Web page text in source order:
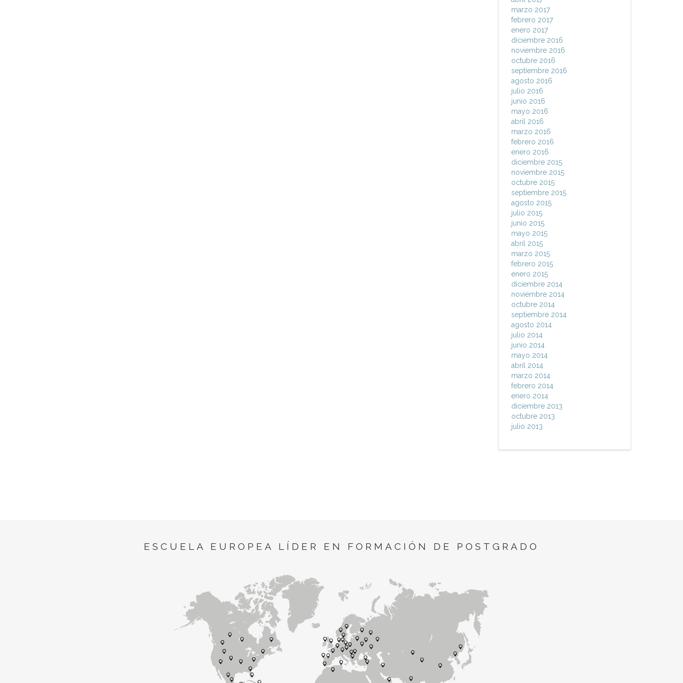
marzo 2017
febrero 2017
enero 2017
diciembre 2016
noviembre 2016
octubre 2016
septiembre 2016
agosto 2016
julio 2016
junio 2016
mayo 2016
abril 2016
marzo 2016
febrero 2016
enero 2016
diciembre 2015
noviembre 2015
octubre 2015
septiembre 2015
agosto 2015
julio 2015
junio 2015
mayo 2015
abril 2015
marzo 2015
febrero 2015
enero 2015
diciembre 2014
noviembre 2014
octubre 2014
septiembre 2014
agosto 2014
julio 2014
junio 2014
mayo 2014
abril 2014
marzo 2014
febrero 2014
enero 2014
diciembre 2013
octubre 2013
julio 2013
ESCUELA EUROPEA LÍDER EN FORMACIÓN DE POSTGRADO